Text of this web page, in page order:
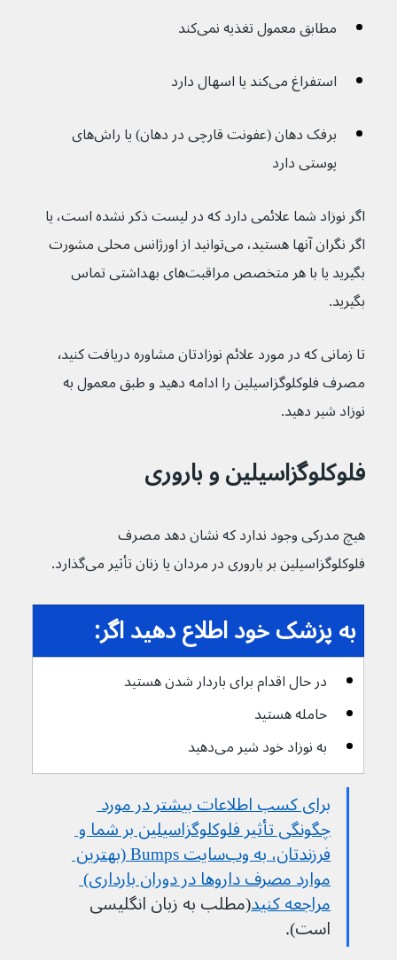
مطابق معمول تغذیه نمی‌کند
استفراغ می‌کند یا اسهال دارد
برفک دهان (عفونت قارچی در دهان) یا راش‌های
پوستی دارد
اگر نوزاد شما علائمی دارد که در لیست ذکر نشده است، یا
اگر نگران آنها هستید، می‌توانید از اورژانس محلی مشورت
بگیرید یا با هر متخصص مراقبت‌های بهداشتی تماس
بگیرید.
مصرف فلوکلوگزاسیلین را ادامه دهید و طبق معمول به
نوزاد شیر دهید.
فلوکلوگزاسیلین و باروری
هیچ مدرکی وجود ندارد که نشان دهد مصرف
فلوکلوگزاسیلین بر باروری در مردان یا زنان تأثیر می‌گذارد.
به پزشک خود اطلاع دهید اگر:
در حال اقدام برای باردار شدن هستید
حامله هستید
به نوزاد خود شیر می‌دهید
برای کسب اطلاعات بیشتر در مورد
چگونگی تأثیر فلوکلوگزاسیلین بر شما و
فرزندتان، به وب‌سایت Bumps (بهترین
موارد مصرف داروها در دوران بارداری)
مراجعه کنید(مطلب به زبان انگلیسی
است).